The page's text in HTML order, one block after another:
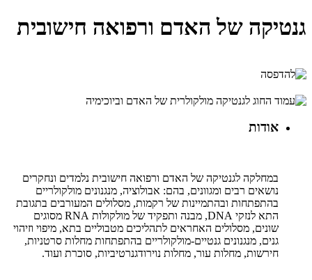
גנטיקה של האדם ורפואה חישובית
אודות
במחלקה לגנטיקה של האדם ורפואה חישובית נלמדים ונחקרים
נושאים רבים ומגוונים, בהם: אבולוציה, מנגנונים מולקולריים
בהתפתחות ובהתמיינות של רקמות, מסלולים המעורבים בתגובת
התא לנזקי DNA, מבנה ותפקיד של מולקולות RNA מסוגים
שונים, מסלולים האחראים לתהליכים מטבוליים בתא, מיפוי וזיהוי
גנים, מנגנונים גנטיים-מולקולריים בהתפתחות מחלות סרטניות,
חירשות, מחלות עור, מחלות נוירודגנרטיביות, סוכרת ועוד.